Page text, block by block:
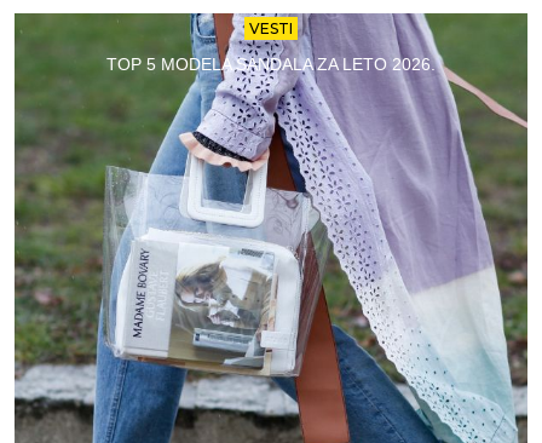
VESTI
TOP 5 MODELA SANDALA ZA LETO 2026.